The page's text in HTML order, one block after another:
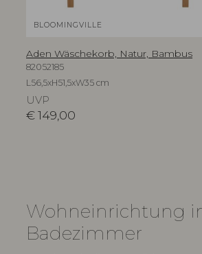
BLOOMINGVILLE
Aden Wäschekorb, Natur, Bambus
82052185
L56,5xH51,5xW35 cm
UVP
€149,00
Wohneinrichtung
Badezimmer